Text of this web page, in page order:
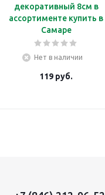
декоративный 8см в
ассортименте купить в
Самаре
Нет в наличии
119 руб.